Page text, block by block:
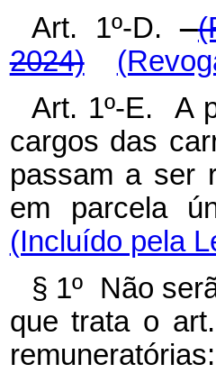
Art. 1º-D.
2024)
Art. 1º-E. A
cargos das
passam a ser
em parcela
(Incluído pela
§ 1º Não
que trata o